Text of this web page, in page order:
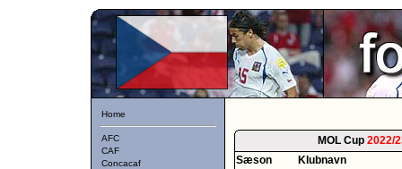
Home
AFC
CAF
Concacaf
MOL Cup2022/
Sæson
Klubnavn